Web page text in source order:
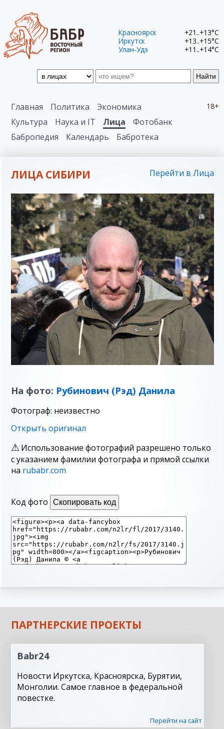
Найти
Красноярск
+21..+13°C
Иркутск
+13..+15°C
Улан-Удэ
+11..+14°C
18+
Главная Политика
Экономика
Культура
Наука и IT Лица
Фотобанк
Бабропедия
Календарь Бабротека
ЛИЦА СИБИРИ Перейти в Лица
На фото: Рубинович (Рэд) Данила
Фотограф: неизвестно
Открыть оригинал
Использование фотографий разрешено только
с указанием фамилии фотографа и прямой ссылки
на rubabr.com
Код фото Скопировать код
ПАРТНЕРСКИЕ ПРОЕКТЫ
Babr24
Новости Иркутска, Красноярска, Бурятии,
Монголии. Самое главное в федеральной
повестке.
Перейти на сайт